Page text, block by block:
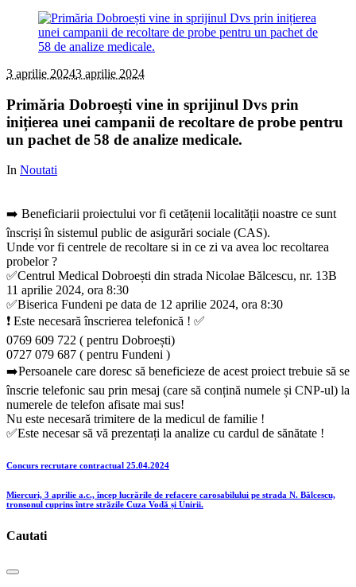
3 aprilie 20243 aprilie 2024
Primăria Dobroești vine in sprijinul Dvs prin
inițierea unei campanii de recoltare de probe pentru
un pachet de 58 de analize medicale.
In Noutati
➡️ Beneficiarii proiectului vor fi cetățenii localității noastre ce sunt
înscriși în sistemul public de asigurări sociale (CAS).
Unde vor fi centrele de recoltare si in ce zi va avea loc recoltarea
probelor ?
✅Centrul Medical Dobroești din strada Nicolae Bălcescu, nr. 13B
11 aprilie 2024, ora 8:30
✅Biserica Fundeni pe data de 12 aprilie 2024, ora 8:30
❗️ Este necesară înscrierea telefonică ! ✅
0769 609 722 ( pentru Dobroești)
0727 079 687 ( pentru Fundeni )
➡️Persoanele care doresc să beneficieze de acest proiect trebuie să se
înscrie telefonic sau prin mesaj (care să conțină numele și CNP-ul) la
numerele de telefon afisate mai sus!
Nu este necesară trimitere de la medicul de familie !
✅Este necesar să vă prezentați la analize cu cardul de sănătate !
Concurs recrutare contractual 25.04.2024
Miercuri, 3 aprilie a.c., încep lucrările de refacere carosabilului pe strada N. Bălcescu,
tronsonul cuprins între străzile Cuza Vodă și Unirii.
Cautati